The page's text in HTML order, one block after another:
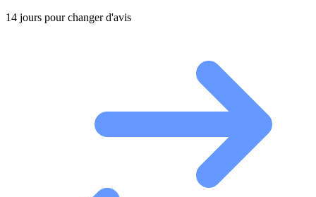
14 jours pour changer d'avis